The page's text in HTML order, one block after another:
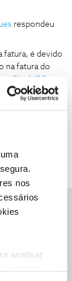
nos
analisar
respondeu
fatura, é devido
na fatura do
Site NOS
que ative o
questão.
Marque
comentários.
para estar